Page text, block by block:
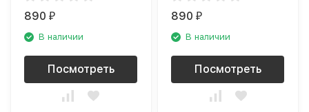
890₽
В наличии
Посмотреть
890₽
В наличии
Посмотреть